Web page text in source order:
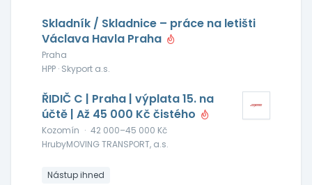
Skladník / Skladnice – práce na letišti
Václava Havla Praha
Praha
HPP · Skyport a.s.
ŘIDIČ C | Praha | výplata 15. na
účtě | Až 45 000 Kč čistého
Kozomín · 42 000–45 000 Kč
HrubyMOVING TRANSPORT, a.s.
Nástup ihned